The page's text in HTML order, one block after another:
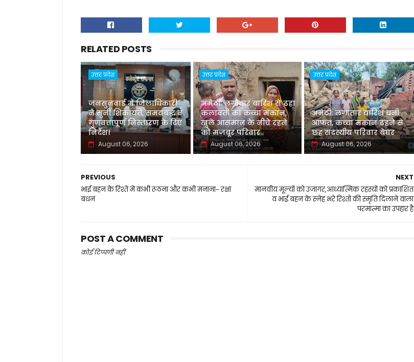
RELATED POSTS
उत्तर प्रदेश
जनसुनवाई में जिलाधिकारी
ने सुनीं शिकायतें, समयबद्ध व
गुणवत्तापूर्ण निस्तारण के दिए
निर्देश।
August 06, 2026
उत्तर प्रदेश
अमेठी: लगातार बारिश से ढहा
कलावती का कच्चा मकान,
खुले आसमान के नीचे रहने
को मजबूर परिवार
August 06, 2026
उत्तर प्रदेश
अमेठी: लगातार बारिश बनी
आफत, कच्चा मकान ढहने से
छह सदस्यीय परिवार बेघर
August 06, 2026
NEXT
मानवीय मूल्यों को उजागर,आध्यात्मिक रहस्यों को प्रकाशित
व भाई बहन के स्नेह भरे रिश्तों की स्मृति दिलाने वाला
परमात्मा का उपहार है
PREVIOUS
भाई बहन के रिश्ते में कभी रूठना और कभी मनाना- रक्षा
बंधन
POST A COMMENT
कोई टिप्पणी नहीं